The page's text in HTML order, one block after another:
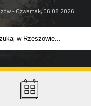
- Czwartek, 06.08.2026